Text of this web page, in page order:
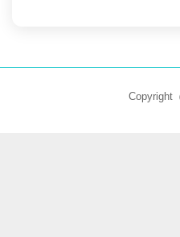
Copyright